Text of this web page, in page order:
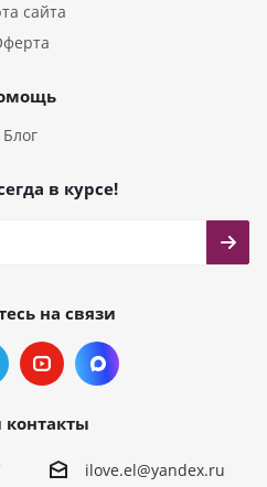
сайта
Блог
в курсе!
на связи
ilove.el@yandex.ru